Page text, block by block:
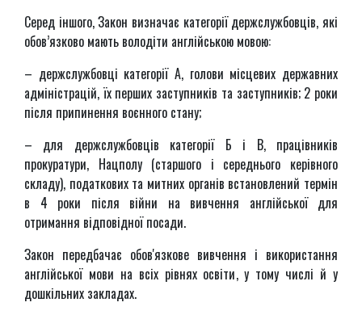
Серед іншого, Закон визначає категорії держслужбовців, які
обов’язково мають володіти англійською мовою:
– держслужбовці категорії А, голови місцевих державних
адміністрацій, їх перших заступників та заступників; 2 роки
після припинення воєнного стану;
– для держслужбовців категорії Б і В, працівників
прокуратури, Нацполу (старшого і середнього керівного
складу), податкових та митних органів встановлений термін
в 4 роки після війни на вивчення англійської для
отримання відповідної посади.
Закон передбачає обов'язкове вивчення і використання
англійської мови на всіх рівнях освіти, у тому числі й у
дошкільних закладах.